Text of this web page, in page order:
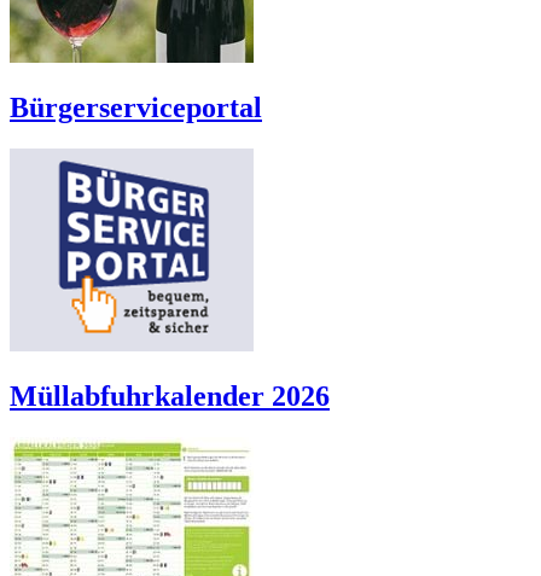
Bürgerserviceportal
Müllabfuhrkalender 2026